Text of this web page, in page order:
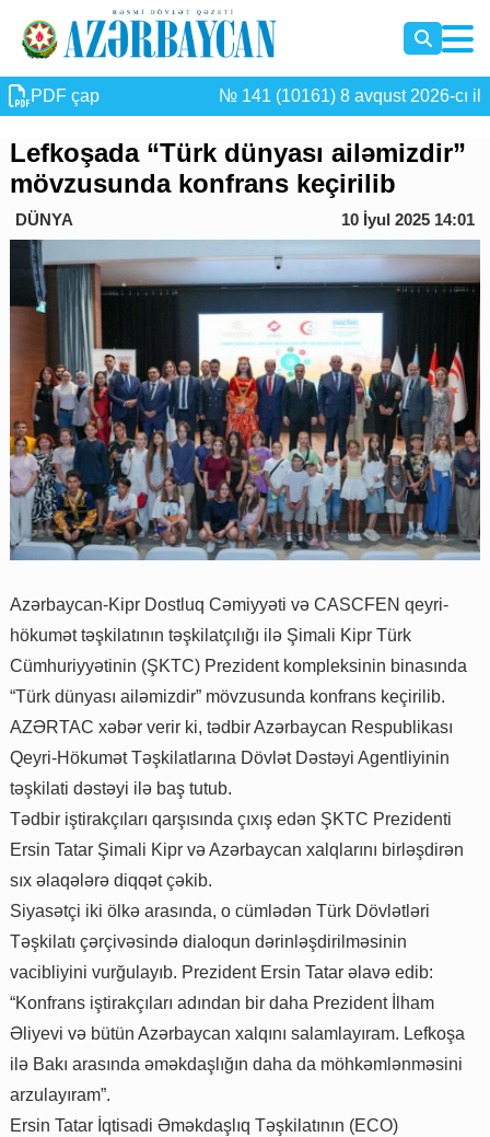
PDF çap № 141 (10161) 8 avqust 2026-cı il
Lefkoşada “Türk dünyası ailəmizdir”
mövzusunda konfrans keçirilib
DÜNYA 10 İyul 2025 14:01
Azərbaycan-Kipr Dostluq Cəmiyyəti və CASCFEN qeyri-
hökumət təşkilatının təşkilatçılığı ilə Şimali Kipr Türk
Cümhuriyyətinin (ŞKTC) Prezident kompleksinin binasında
“Türk dünyası ailəmizdir” mövzusunda konfrans keçirilib.
AZƏRTAC xəbər verir ki, tədbir Azərbaycan Respublikası
Qeyri-Hökumət Təşkilatlarına Dövlət Dəstəyi Agentliyinin
təşkilati dəstəyi ilə baş tutub.
Tədbir iştirakçıları qarşısında çıxış edən ŞKTC Prezidenti
Ersin Tatar Şimali Kipr və Azərbaycan xalqlarını birləşdirən
sıx əlaqələrə diqqət çəkib.
Siyasətçi iki ölkə arasında, o cümlədən Türk Dövlətləri
Təşkilatı çərçivəsində dialoqun dərinləşdirilməsinin
vacibliyini vurğulayıb. Prezident Ersin Tatar əlavə edib:
“Konfrans iştirakçıları adından bir daha Prezident İlham
Əliyevi və bütün Azərbaycan xalqını salamlayıram. Lefkoşa
ilə Bakı arasında əməkdaşlığın daha da möhkəmlənməsini
arzulayıram”.
Ersin Tatar İqtisadi Əməkdaşlıq Təşkilatının (ECO)